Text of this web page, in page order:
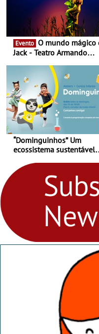
Evento
Jack - Teatro Armando
“Dominguinhos” Um
ecossistema sustentável
fores - Atelier de Educação
Ambiental nos
“Dominguinhos” de 23 de